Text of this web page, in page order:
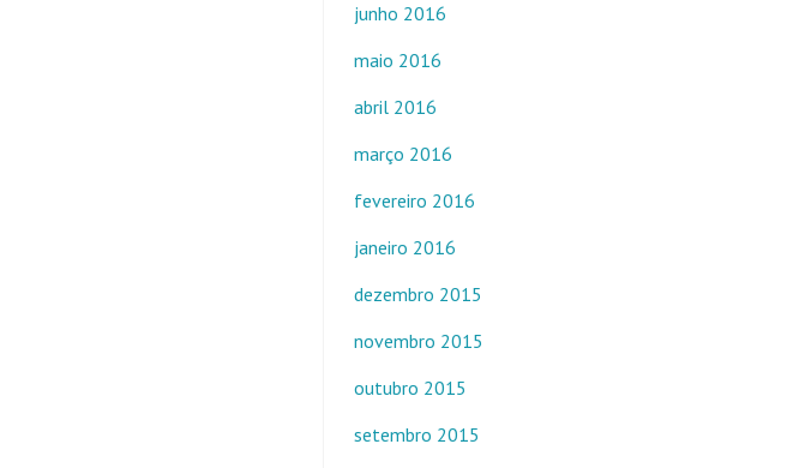
junho 2016
maio 2016
abril 2016
março 2016
fevereiro 2016
janeiro 2016
dezembro 2015
novembro 2015
outubro 2015
setembro 2015